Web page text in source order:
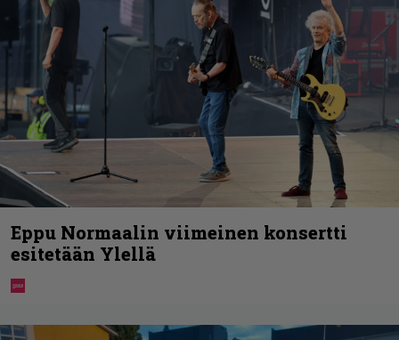
Eppu Normaalin viimeinen konsertti
esitetään Ylellä